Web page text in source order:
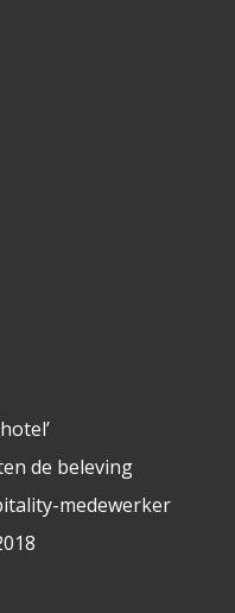
de beleving
medewerker